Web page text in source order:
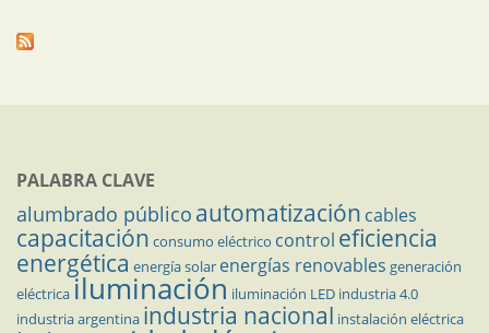
PALABRA CLAVE
alumbrado público automatización cables
capacitación consumo eléctrico control eficiencia
energética energía solar energías renovables generación
eléctricailuminación iluminación LED industria 4.0
industria argentina industria nacional instalación eléctrica